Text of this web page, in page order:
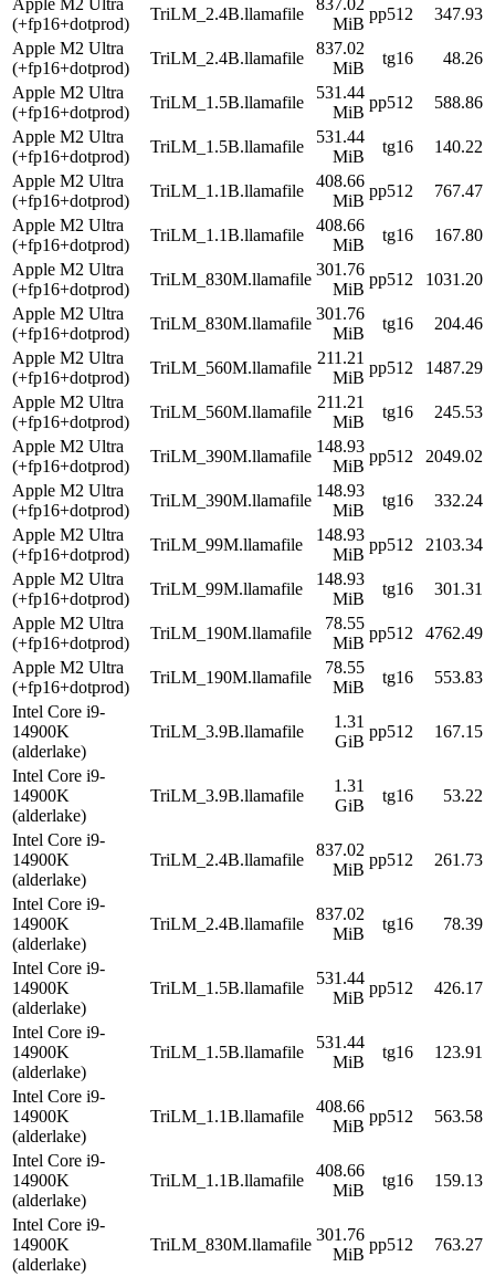
Apple M2 Ultra
(+fp16+dotprod)
TriLM_2.4B.llamafile
837.02
MiB
pp512
347.93
Apple M2 Ultra
(+fp16+dotprod)
TriLM_2.4B.llamafile
837.02
MiB
tg16
48.26
Apple M2 Ultra
(+fp16+dotprod)
TriLM_1.5B.llamafile
531.44
MiB
pp512
588.86
Apple M2 Ultra
(+fp16+dotprod)
TriLM_1.5B.llamafile
531.44
MiB
tg16
140.22
Apple M2 Ultra
(+fp16+dotprod)
TriLM_1.1B.llamafile
408.66
MiB
pp512
767.47
Apple M2 Ultra
(+fp16+dotprod)
TriLM_1.1B.llamafile
408.66
MiB
tg16
167.80
Apple M2 Ultra
(+fp16+dotprod)
TriLM_830M.llamafile
301.76
MiB
pp512
1031.20
Apple M2 Ultra
(+fp16+dotprod)
TriLM_830M.llamafile
301.76
MiB
tg16
204.46
Apple M2 Ultra
(+fp16+dotprod)
TriLM_560M.llamafile
211.21
MiB
pp512
1487.29
Apple M2 Ultra
(+fp16+dotprod)
TriLM_560M.llamafile
211.21
MiB
tg16
245.53
Apple M2 Ultra
(+fp16+dotprod)
TriLM_390M.llamafile
148.93
MiB
pp512
2049.02
Apple M2 Ultra
(+fp16+dotprod)
TriLM_390M.llamafile
148.93
MiB
tg16
332.24
Apple M2 Ultra
(+fp16+dotprod)
TriLM_99M.llamafile
148.93
MiB
pp512
2103.34
Apple M2 Ultra
(+fp16+dotprod)
TriLM_99M.llamafile
148.93
MiB
tg16
301.31
Apple M2 Ultra
(+fp16+dotprod)
TriLM_190M.llamafile
78.55
MiB
pp512
4762.49
Apple M2 Ultra
(+fp16+dotprod)
TriLM_190M.llamafile
78.55
MiB
tg16
553.83
Intel Core i9-
14900K
(alderlake)
TriLM_3.9B.llamafile
1.31
GiB
pp512 167.15
Intel Core i9-
14900K
(alderlake)
TriLM_3.9B.llamafile
1.31
GiB
tg16 53.22
Intel Core i9-
14900K
(alderlake)
TriLM_2.4B.llamafile
837.02
MiB
pp512 261.73
Intel Core i9-
14900K
(alderlake)
TriLM_2.4B.llamafile
837.02
MiB
tg16 78.39
Intel Core i9-
14900K
(alderlake)
TriLM_1.5B.llamafile
531.44
MiB
pp512 426.17
Intel Core i9-
14900K
(alderlake)
TriLM_1.5B.llamafile
531.44
MiB
tg16 123.91
Intel Core i9-
14900K
(alderlake)
TriLM_1.1B.llamafile
408.66
MiB
pp512 563.58
Intel Core i9-
14900K
(alderlake)
TriLM_1.1B.llamafile
408.66
MiB
tg16 159.13
Intel Core i9-
14900K
(alderlake)
TriLM_830M.llamafile
301.76
MiB
pp512 763.27